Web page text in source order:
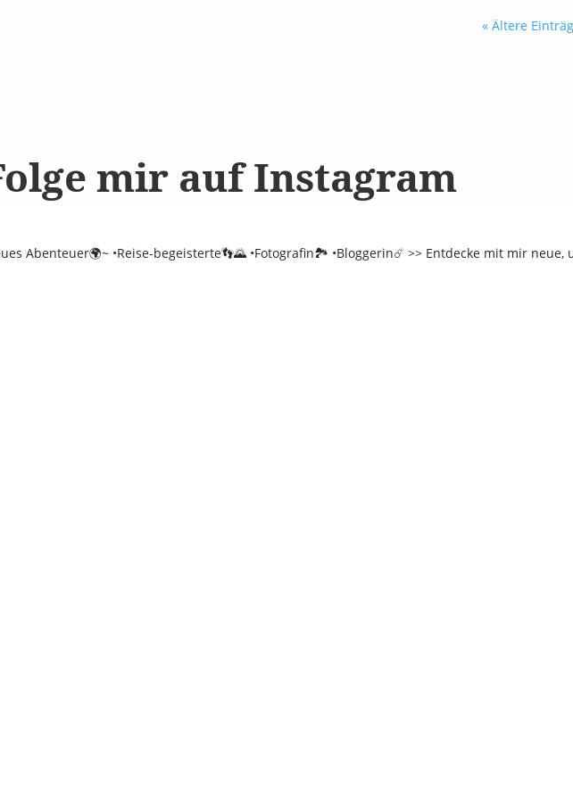
« Ältere
mir auf Instagram
Abenteuer🌍~ •Reise-begeisterte👣🌄 •Fotografin🏞️ •Bloggerin☄️ >> Entdecke mit mir neue,